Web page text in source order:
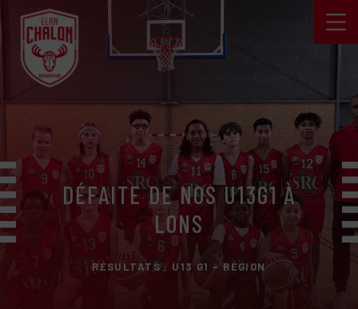
DÉFAITE DE NOS U13G1 À
LONS
RÉSULTATS : U13 G1 - RÉGION